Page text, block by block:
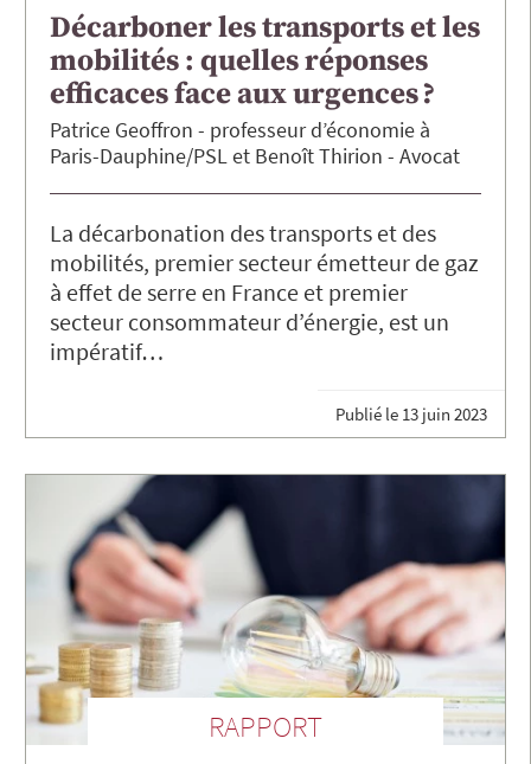
Décarboner les transports et les
mobilités : quelles réponses
efficaces face aux urgences ?
Patrice Geoffron
professeur d’économie à
Paris-Dauphine/PSL
BenoîtThirion Avocat
La décarbonation des transports et des
mobilités, premier secteur émetteur de gaz
à effet de serre en France et premier
secteur consommateur d’énergie, est un
impératif…
Publié le 13 juin 2023
RAPPORT